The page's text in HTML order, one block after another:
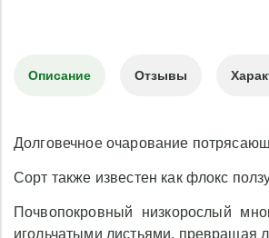
Описание Отзывы
Долговечное очарование
Сорт также известен как флокс
Почвопокровный низкорослый
игольчатыми листьями, превращая